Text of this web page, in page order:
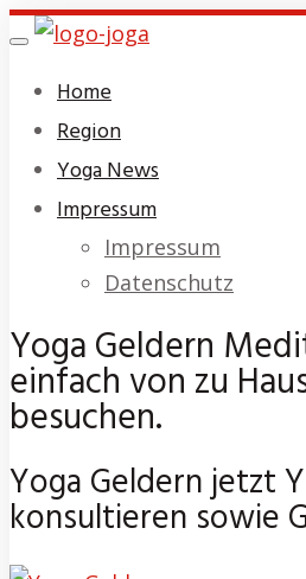
Skip
main
content
Toggle
Home
Region
Yoga News
Impressum
Impressum
Datenschutz
Yoga Geldern
einfach von zu
besuchen.
Yoga Geldern jetzt
konsultieren sowie